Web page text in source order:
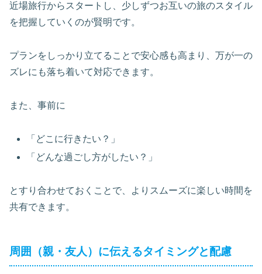
近場旅行からスタートし、少しずつお互いの旅のスタイル
を把握していくのが賢明です。
プランをしっかり立てることで安心感も高まり、万が一の
ズレにも落ち着いて対応できます。
また、事前に
「どこに行きたい？」
「どんな過ごし方がしたい？」
とすり合わせておくことで、よりスムーズに楽しい時間を
共有できます。
周囲（親・友人）に伝えるタイミングと配慮